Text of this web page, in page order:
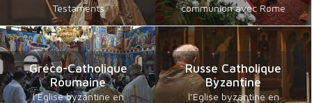
Testaments
communion avec Rome
Gréco-Catholique
Roumaine
l’Eglise byzantine en
Russe Catholique
Byzantine
l’Eglise byzantine en